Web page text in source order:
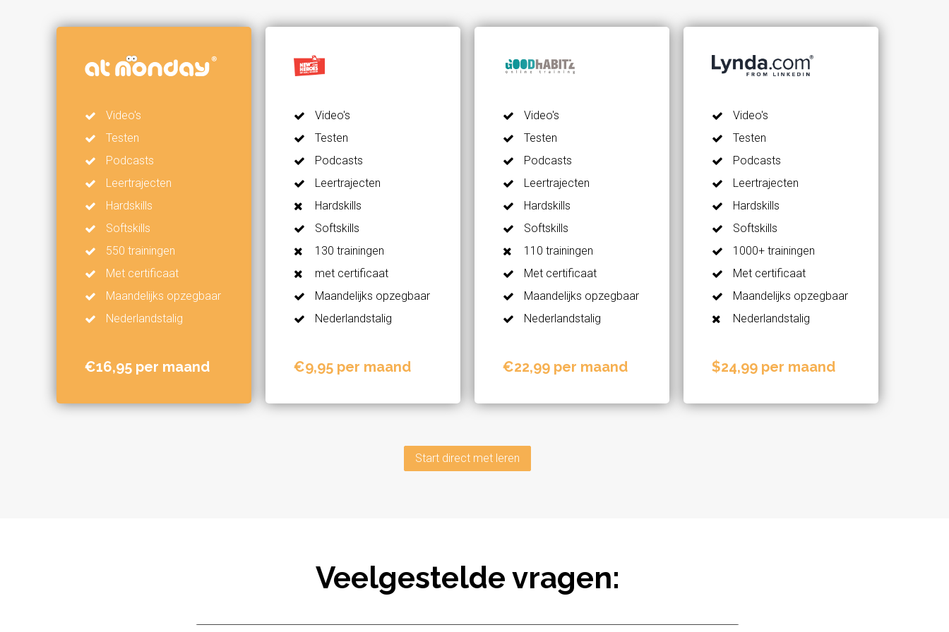
Video's
Testen
Podcasts
Leertrajecten
Hardskills
Softskills
550 trainingen
Met certificaat
Maandelijks opzegbaar
Nederlandstalig
€16,95 per maand
Video's
Testen
Podcasts
Leertrajecten
Hardskills
Softskills
130 trainingen
met certificaat
Maandelijks opzegbaar
Nederlandstalig
€9,95 per maand
Video's
Testen
Podcasts
Leertrajecten
Hardskills
Softskills
110 trainingen
Met certificaat
Maandelijks opzegbaar
Nederlandstalig
€22,99 per maand
Video's
Testen
Podcasts
Leertrajecten
Hardskills
Softskills
1000+ trainingen
Met certificaat
Maandelijks opzegbaar
Nederlandstalig
$24,99 per maand
Start direct met leren
Veelgestelde vragen: